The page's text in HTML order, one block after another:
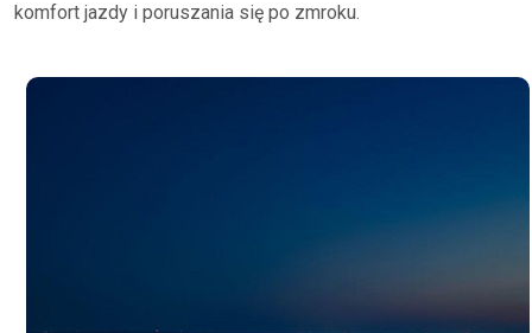
komfort jazdy i poruszania się po zmroku.